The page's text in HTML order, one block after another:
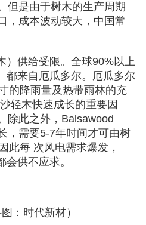
但是由于树木的生产周期
，成本波动较大，中国常
）供给受限。全球90%以上
都来自厄瓜多尔。厄瓜多尔
的降雨量及热带雨林的充
轻木快速成长的重要因
除此之外，Balsawood
，需要5-7年时间才可由树
此每 次风电需求爆发，
供不应求。
图：时代新材）